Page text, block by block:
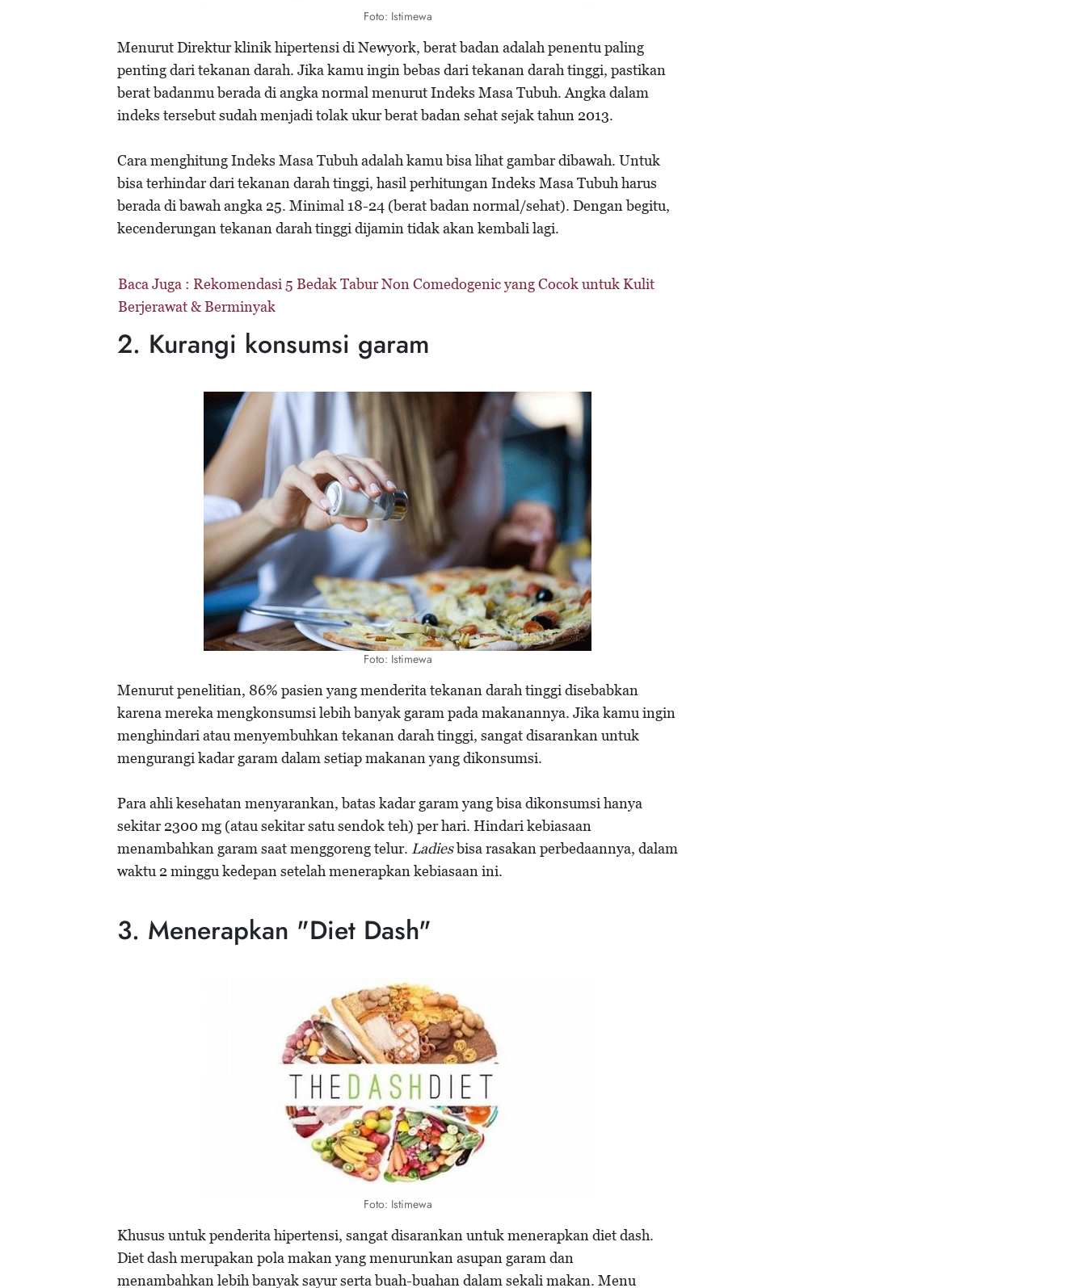
Foto: Istimewa
Menurut Direktur klinik hipertensi di Newyork, berat badan adalah penentu paling
penting dari tekanan darah. Jika kamu ingin bebas dari tekanan darah tinggi, pastikan
berat badanmu berada di angka normal menurut Indeks Masa Tubuh. Angka dalam
indeks tersebut sudah menjadi tolak ukur berat badan sehat sejak tahun 2013.
Cara menghitung Indeks Masa Tubuh adalah kamu bisa lihat gambar dibawah. Untuk
bisa terhindar dari tekanan darah tinggi, hasil perhitungan Indeks Masa Tubuh harus
berada di bawah angka 25. Minimal 18-24 (berat badan normal/sehat). Dengan begitu,
kecenderungan tekanan darah tinggi dijamin tidak akan kembali lagi.
Baca Juga : Rekomendasi 5 Bedak Tabur Non Comedogenic yang Cocok untuk Kulit
Berjerawat & Berminyak
2. Kurangi konsumsi garam
Foto: Istimewa
Menurut penelitian, 86% pasien yang menderita tekanan darah tinggi disebabkan
karena mereka mengkonsumsi lebih banyak garam pada makanannya. Jika kamu ingin
menghindari atau menyembuhkan tekanan darah tinggi, sangat disarankan untuk
mengurangi kadar garam dalam setiap makanan yang dikonsumsi.
Para ahli kesehatan menyarankan, batas kadar garam yang bisa dikonsumsi hanya
sekitar 2300 mg (atau sekitar satu sendok teh) per hari. Hindari kebiasaan
menambahkan garam saat menggoreng telur. Ladiesbisa rasakan perbedaannya, dalam
waktu 2 minggu kedepan setelah menerapkan kebiasaan ini.
3. Menerapkan "Diet Dash"
Foto: Istimewa
Khusus untuk penderita hipertensi, sangat disarankan untuk menerapkan diet dash.
Diet dash merupakan pola makan yang menurunkan asupan garam dan
menambahkan lebih banyak sayur serta buah-buahan dalam sekali makan. Menu